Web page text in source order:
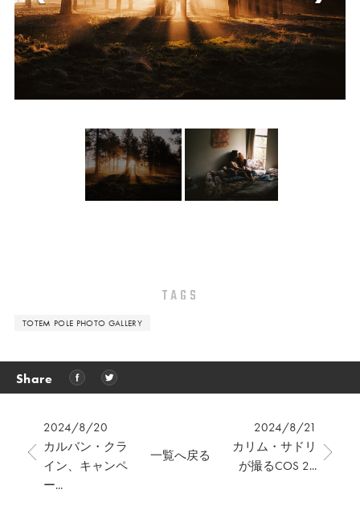
TAGS
TOTEM POLE PHOTO GALLERY
Share
2024/8/20
カルバン・クラ
イン、キャンペ
ー...
2024/8/21
カリム・サドリ
が撮るCOS 2...
一覧へ戻る